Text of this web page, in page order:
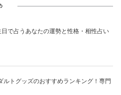
日で占うあなたの運勢と性格・相性占い
ルトグッズのおすすめランキング！専門